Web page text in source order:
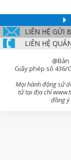
LIÊN HỆ GỬI
LIÊN HỆ
Giấy phép số 436/
Mọi hành động sử
tử tại địa chỉ
đồng ý